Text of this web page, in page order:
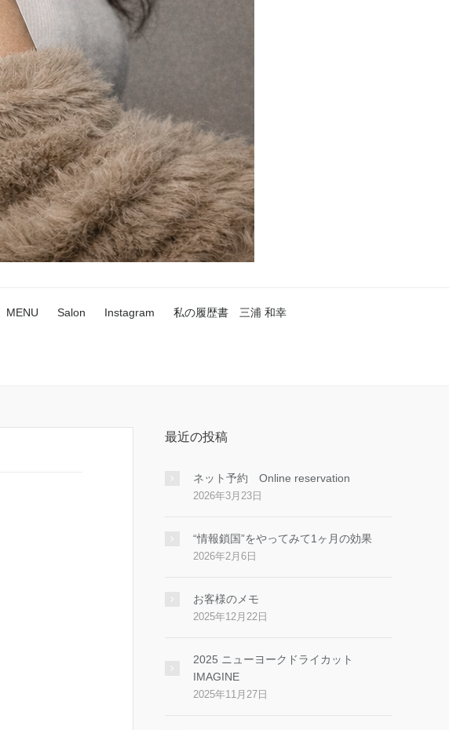
MENU Salon Instagram 私の履歴書 三浦 和幸
最近の投稿
ネット予約 Online reservation
2026年3月23日
“情報鎖国”をやってみて1ヶ月の効果
2026年2月6日
お客様のメモ
2025年12月22日
2025 ニューヨークドライカット
IMAGINE
2025年11月27日